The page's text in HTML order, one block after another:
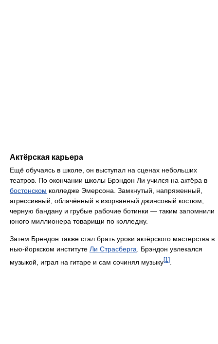
Актёрская карьера
Ещё обучаясь в школе, он выступал на сценах небольших
театров. По окончании школы Брэндон Ли учился на актёра в
бостонском колледже Эмерсона. Замкнутый, напряженный,
агрессивный, облачённый в изорванный джинсовый костюм,
черную бандану и грубые рабочие ботинки — таким запомнили
юного миллионера товарищи по колледжу.
Затем Брендон также стал брать уроки актёрского мастерства в
нью-йоркском институте Ли Страсберга . Брэндон увлекался
музыкой, играл на гитаре и сам сочинял музыку[1]